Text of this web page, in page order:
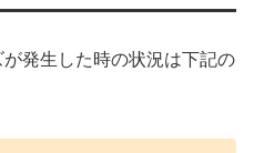
発生した時の状況は下記の